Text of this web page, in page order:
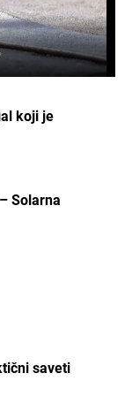
koji je
Solarna
saveti